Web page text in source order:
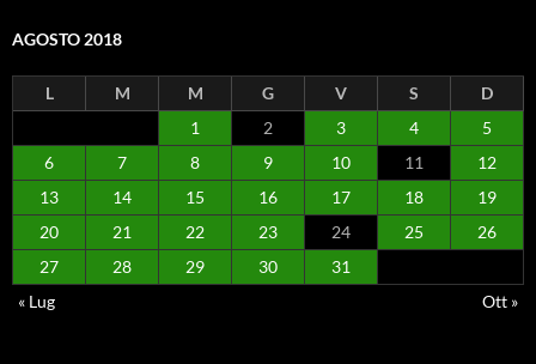
AGOSTO 2018
L M M G V S
D
1
2 3 4
5
6
7 8 9 10 11
12
13
14 15 16 17 18
19
20
21 22 23 24 25
26
27
28 29 30
31
« Lug
Ott »